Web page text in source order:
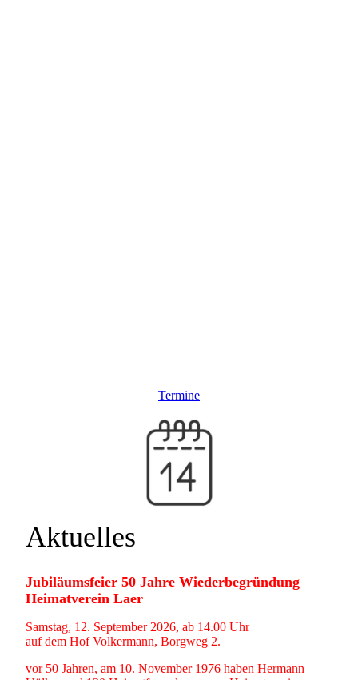
Termine
Aktuelles
Jubiläumsfeier 50 Jahre Wiederbegründung
Heimatverein Laer
Samstag, 12. September 2026, ab 14.00 Uhr
auf dem Hof Volkermann, Borgweg 2.
vor 50 Jahren, am 10. November 1976 haben Hermann